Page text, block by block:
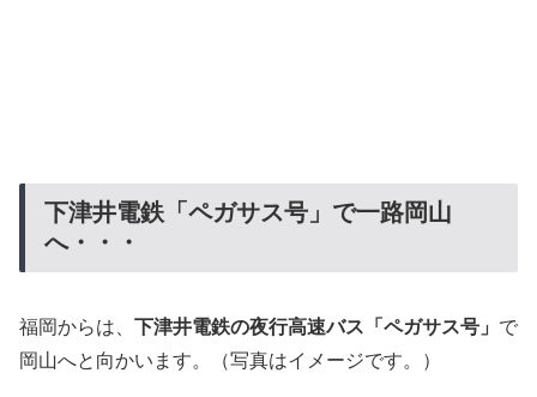
下津井電鉄「ペガサス号」で一路岡山
へ・・・
福岡からは、 下津井電鉄の夜行高速バス「ペガサス号」 で
岡山へと向かいます。（写真はイメージです。）